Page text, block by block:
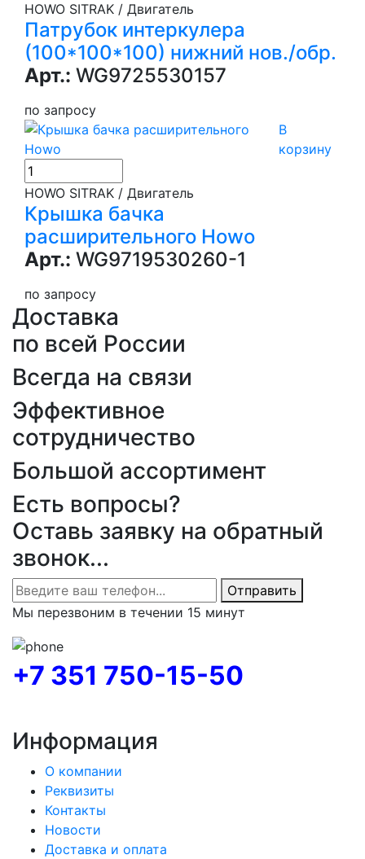
HOWO SITRAK / Двигатель
Патрубок интеркулера
(100*100*100) нижний нов./обр.
Арт.: WG9725530157
по запросу
В
корзину
HOWO SITRAK / Двигатель
Крышка бачка
расширительного Howo
Арт.: WG9719530260-1
по запросу
Доставка
по всей России
Всегда на связи
Эффективное
сотрудничество
Большой ассортимент
Есть вопросы?
Оставь заявку на обратный
звонок...
Отправить
Мы перезвоним в течении 15 минут
+7 351 750-15-50
Информация
О компании
Реквизиты
Контакты
Новости
Доставка и оплата